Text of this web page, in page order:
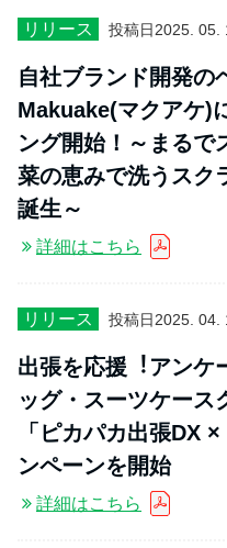
リリース 投稿日2025. 05.
自社ブランド開発の
Makuake(マクアケ)
ング開始！～まるで
菜の恵みで洗うス
誕生～
詳細はこちら
リリース 投稿日2025. 04.
出張を応援︕アンケ
ッグ・スーツケース
「ピカパカ出張DX
ンペーンを開始
詳細はこちら